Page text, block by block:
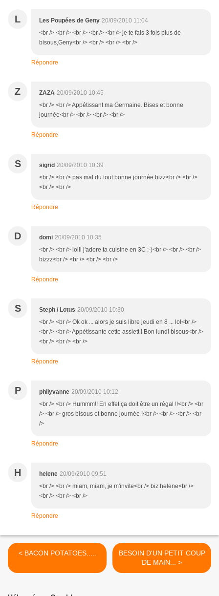
L Les Poupées de Geny 20/09/2010 11:04
<br /> <br /> <br /> <br /> <br /> je te fais 3 fois plus de
bisous,Geny<br /> <br /> <br /> <br />
Répondre
Z ZAZA 20/09/2010 10:45
<br /> <br /> Appétissant ma Germaine. Bises et bonne
journée<br /> <br /> <br /> <br />
Répondre
S sigrid 20/09/2010 10:39
<br /> <br /> pas mal du tout bonne journée bizz<br /> <br />
<br /> <br />
Répondre
D domi 20/09/2010 10:35
<br /> <br /> lolll j'adore ta cuisine en 3C ;-)<br /> <br /> <br />
bizzz<br /> <br /> <br /> <br />
Répondre
S Steph / Lotus 20/09/2010 10:30
<br /> <br /> Ok ok ... alors je suis libre jeudi en 8 ... lol<br />
<br /> <br /> Appétissante cette assiett ! Bon lundi bisous<br />
<br /> <br /> <br />
Répondre
P philyvanne 20/09/2010 10:12
<br /> <br /> Hummm!! En effet ça doit être un régal !!<br /> <br
/> <br /> gros bisous et bonne journée !<br /> <br /> <br /> <br
/>
Répondre
H helene 20/09/2010 09:51
<br /> <br /> miam, miam, je m'invite<br /> biz helene<br />
<br /> <br /> <br />
Répondre
< BACON POTATOES.....
BESOIN D'UN PETIT COUP
DE MAIN... >